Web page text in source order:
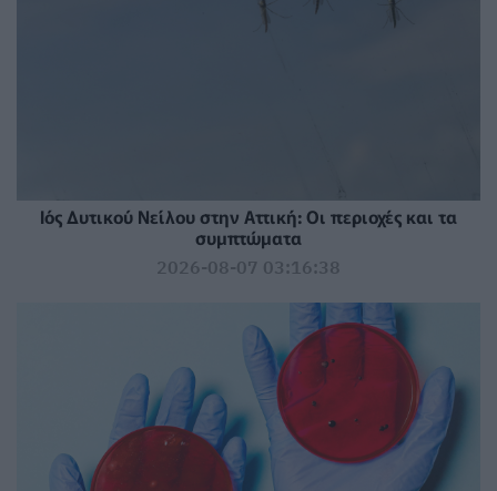
Ιός Δυτικού Νείλου στην Αττική: Οι περιοχές και τα
συμπτώματα
2026-08-07 03:16:38